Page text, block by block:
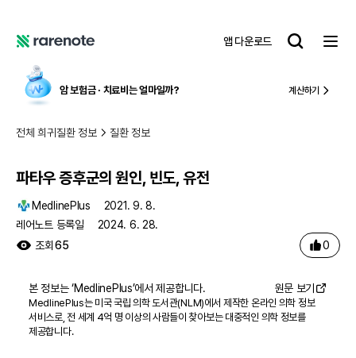
노
앱 다운로드
레
트
암 보험금 ∙ 치료비 는 얼마일까? 계산하기
전체 희귀질환 정보 질환 정보
파타우 증후군의 원인, 빈도, 유전
MedlinePlus
2021. 9. 8.
레어노트 등록일
2024. 6. 28.
조회 65 0
본 정보는 ‘MedlinePlus’에서 제공합니다. 원문 보기
MedlinePlus는 미국 국립 의학 도서관(NLM)에서 제작한 온라인 의학 정보
서비스로, 전 세계 4억 명 이상의 사람들이 찾아보는 대중적인 의학 정보를
제공합니다.